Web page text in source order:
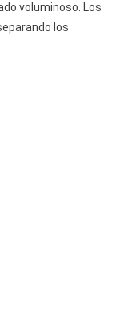
voluminoso. Los
los